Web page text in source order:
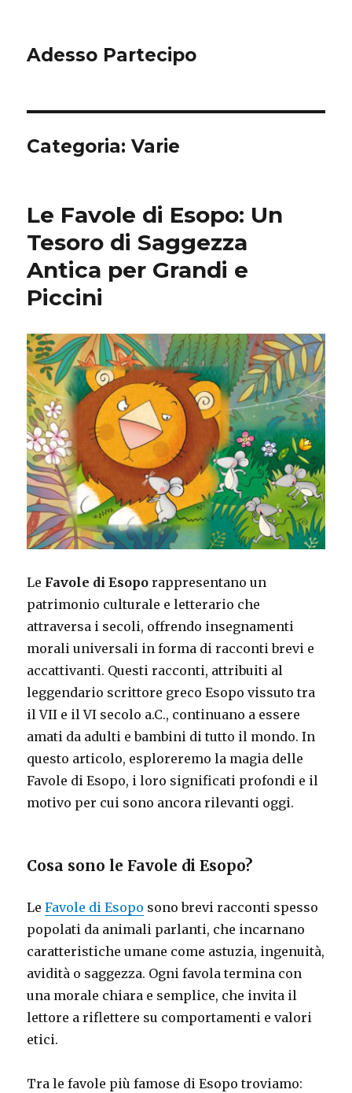
Adesso Partecipo
Categoria:Varie
Le Favole di Esopo: Un
Tesoro di Saggezza
Antica per Grandi e
Piccini
Le Favole di Esopo rappresentano un
patrimonio culturale e letterario che
attraversa i secoli, offrendo insegnamenti
morali universali in forma di racconti brevi e
accattivanti. Questi racconti, attribuiti al
leggendario scrittore greco Esopo vissuto tra
il VII e il VI secolo a.C., continuano a essere
amati da adulti e bambini di tutto il mondo. In
questo articolo, esploreremo la magia delle
Favole di Esopo, i loro significati profondi e il
motivo per cui sono ancora rilevanti oggi.
Cosa sono le Favole di Esopo?
LeFavole di Esopo sono brevi racconti spesso
popolati da animali parlanti, che incarnano
caratteristiche umane come astuzia, ingenuità,
avidità o saggezza. Ogni favola termina con
una morale chiara e semplice, che invita il
lettore a riflettere su comportamenti e valori
etici.
Tra le favole più famose di Esopo troviamo: